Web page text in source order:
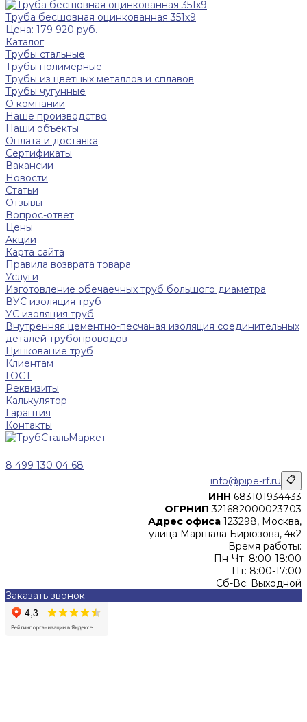
Труба бесшовная оцинкованная 351х9
Цена: 179 920 руб.
Каталог
Трубы стальные
Трубы полимерные
Трубы из цветных металлов и сплавов
Трубы чугунные
О компании
Наше производство
Наши объекты
Оплата и доставка
Сертификаты
Вакансии
Новости
Статьи
Отзывы
Вопрос-ответ
Цены
Акции
Карта сайта
Правила возврата товара
Услуги
Изготовление обечаечных труб большого диаметра
ВУС изоляция труб
УС изоляция труб
Внутренняя цементно-песчаная изоляция соединительных
деталей трубопроводов
Цинкование труб
Клиентам
ГОСТ
Реквизиты
Калькулятор
Гарантия
Контакты
8 499 130 04 68
info@pipe-rf.ru 📋
ИНН 683101934433
ОГРНИП 321682000023703
Адрес офиса 123298, Москва,
улица Маршала Бирюзова, 4к2
Время работы:
Пн-Чт: 8:00-18:00
Пт: 8:00-17:00
Сб-Вс: Выходной
Заказать звонок